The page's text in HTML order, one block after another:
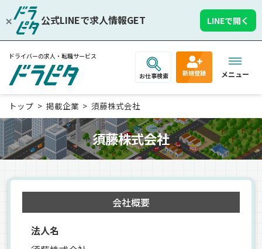
公式LINEで求人情報GET LINEで開く
ドライバーの求人・転職サービス
お仕事検索 新規登録 メニュー
トップ 掲載企業 須藤株式会社
須藤株式会社
会社概要
法人名